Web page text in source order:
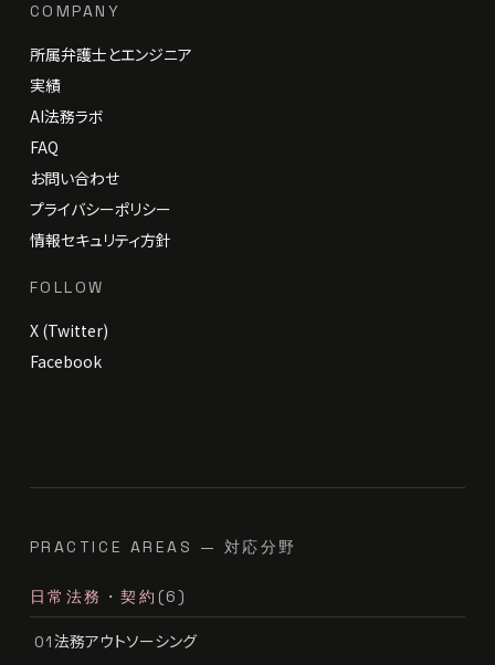
COMPANY
所属弁護士とエンジニア
実績
AI法務ラボ
FAQ
お問い合わせ
プライバシーポリシー
情報セキュリティ方針
FOLLOW
X (Twitter)
Facebook
PRACTICE AREAS — 対応分野
日常法務・契約 (6)
01法務アウトソーシング